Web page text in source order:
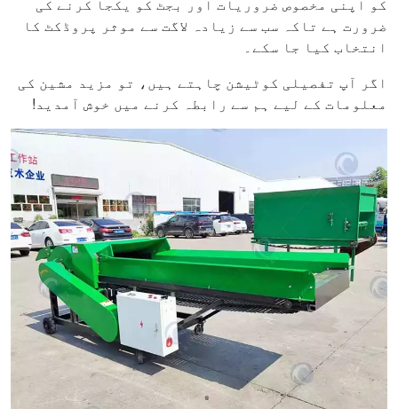
ضرورت ہے تاکہ سب سے زیادہ لاگت سے موثر پروڈکٹ کا
انتخاب کیا جا سکے۔
اگر آپ تفصیلی کوٹیشن چاہتے ہیں، تو مزید مشین کی
معلومات کے لیے ہم سے رابطہ کرنے میں خوش آمدید!